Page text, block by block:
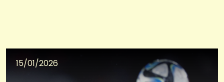
15/01/2026